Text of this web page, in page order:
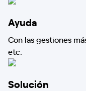
Ayuda
Con las gestiones
etc.
Solución